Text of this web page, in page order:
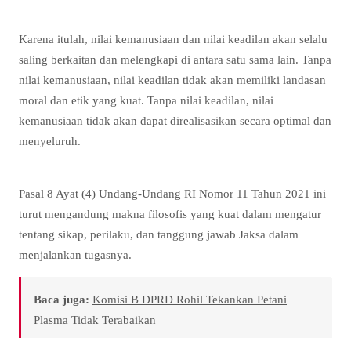
Karena itulah, nilai kemanusiaan dan nilai keadilan akan selalu
saling berkaitan dan melengkapi di antara satu sama lain. Tanpa
nilai kemanusiaan, nilai keadilan tidak akan memiliki landasan
moral dan etik yang kuat. Tanpa nilai keadilan, nilai
kemanusiaan tidak akan dapat direalisasikan secara optimal dan
menyeluruh.
Pasal 8 Ayat (4) Undang-Undang RI Nomor 11 Tahun 2021 ini
turut mengandung makna filosofis yang kuat dalam mengatur
tentang sikap, perilaku, dan tanggung jawab Jaksa dalam
menjalankan tugasnya.
Baca juga: Komisi B DPRD Rohil Tekankan Petani
Plasma Tidak Terabaikan